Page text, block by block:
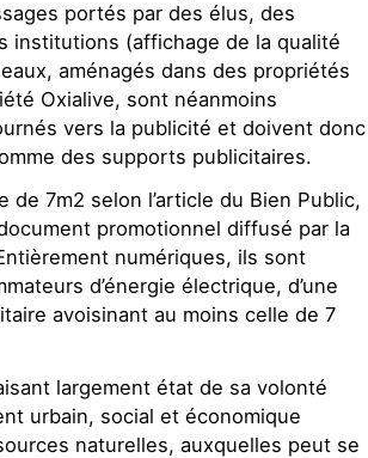
portés par des élus, des
institutions (affichage de la qualité
aménagés dans des propriétés
Oxialive, sont néanmoins
vers la publicité et doivent donc
des supports publicitaires.
de 7m2 selon l’article du Bien Public,
promotionnel diffusé par la
numériques, ils sont
d’énergie électrique, d’une
avoisinant au moins celle de 7
largement état de sa volonté
urbain, social et économique
naturelles, auxquelles peut se